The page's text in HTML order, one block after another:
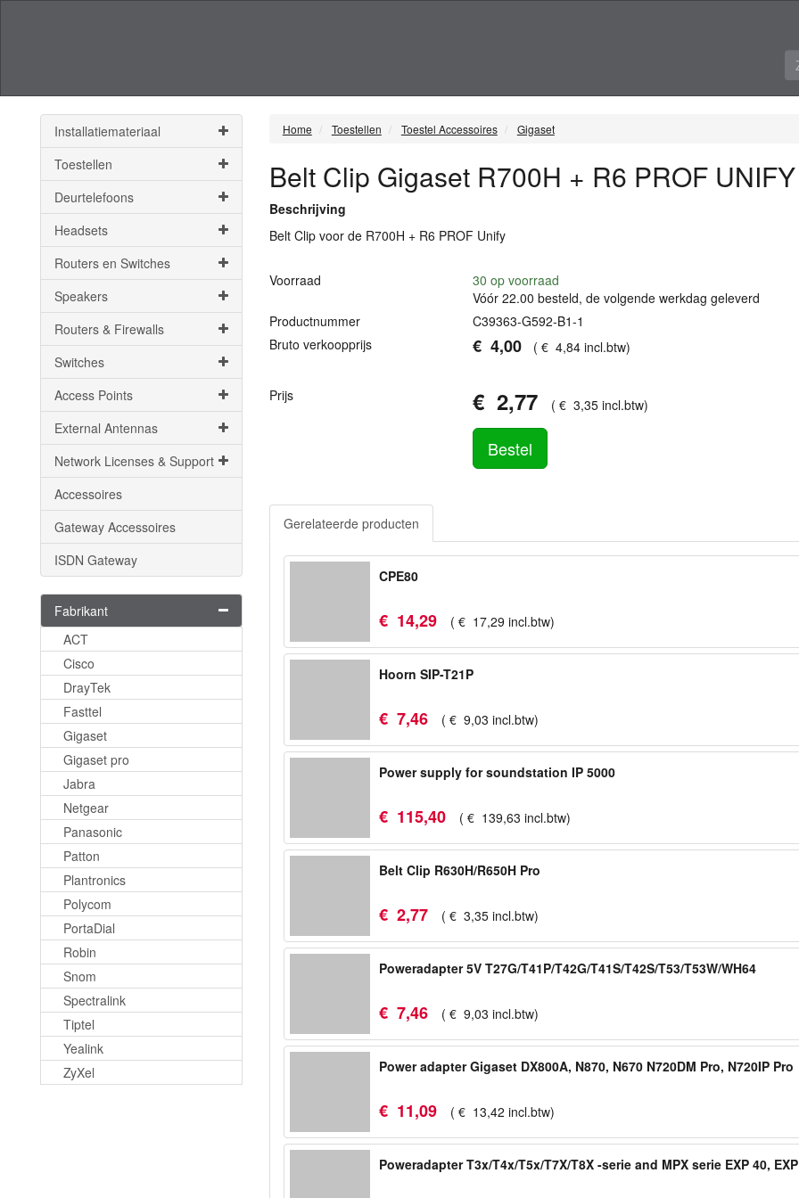
Installatiemateriaal
Toestellen
Deurtelefoons
Headsets
Routers en Switches
Speakers
Routers & Firewalls
Switches
Access Points
External Antennas
Network Licenses & Support
Accessoires
Gateway Accessoires
ISDN Gateway
Fabrikant
ACT
Cisco
DrayTek
Fasttel
Gigaset
Gigaset pro
Jabra
Netgear
Panasonic
Patton
Plantronics
Polycom
PortaDial
Robin
Snom
Spectralink
Tiptel
Yealink
ZyXel
Home Toestellen Toestel Accessoires Gigaset
Belt Clip Gigaset R700H + R6 PROF UNIFY
Beschrijving
Belt Clip voor de R700H + R6 PROFUnify
Voorraad 30op voorraad
Vóór 22.00 besteld, de volgende werkdag geleverd
Productnummer
C39363-G592-B1-1
Bruto verkoopprijs
€ 4,00 (€ 4,84 incl.btw)
Prijs € 2,77 (€ 3,35 incl.btw)
Bestel
Gerelateerde producten
CPE80
€ 14,29 ( € 17,29 incl.btw)
Hoorn SIP-T21P
€ 7,46 ( € 9,03 incl.btw)
Power supply for soundstation IP 5000
€ 115,40 ( € 139,63 incl.btw)
Belt Clip R630H/R650H Pro
€ 2,77 ( € 3,35 incl.btw)
Poweradapter 5V T27G/T41P/T42G/T41S/T42S/T53/T53W/WH64
€ 7,46 ( € 9,03 incl.btw)
Power adapter Gigaset DX800A, N870, N670 N720DM Pro, N720IP Pro
€ 11,09 ( € 13,42 incl.btw)
Poweradapter T3x/T4x/T5x/T7X/T8X -serie and MPX serie EXP 40,